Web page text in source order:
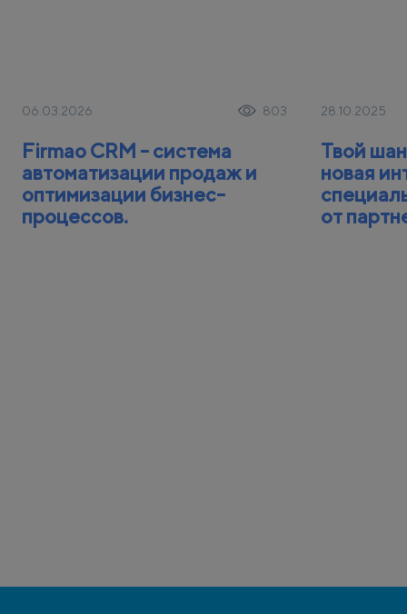
06.03.2026 803
Firmao CRM - система
автоматизации продаж и
оптимизации бизнес-
процессов.
28.10.2025
Твой
новая
от